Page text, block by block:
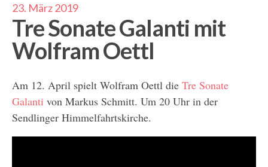
23. März 2019
Tre Sonate Galanti mit
Wolfram Oettl
Am 12. April spielt Wolfram Oettl die Tre Sonate
Galanti von Markus Schmitt. Um 20 Uhr in der
Sendlinger Himmelfahrtskirche.